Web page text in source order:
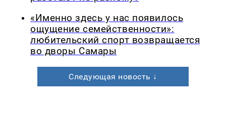
«Именно здесь у нас появилось
ощущение семейственности»:
любительский спорт возвращается
во дворы Самары
Следующая новость ↓